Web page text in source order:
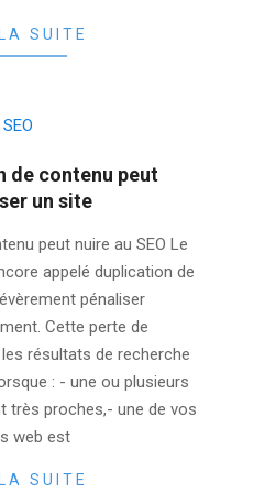
SUITE
de contenu peut
un site
peut nuire au SEO Le
appelé duplication de
pénaliser
Cette perte de
résultats de recherche
: - une ou plusieurs
très proches,- une de vos
web est
SUITE